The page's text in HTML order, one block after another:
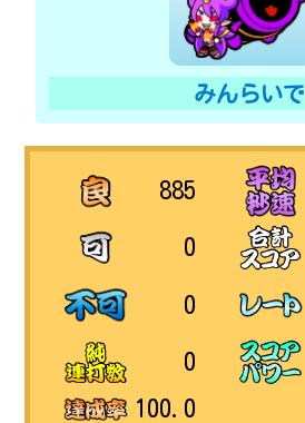
みんらいで
885
0
0
0
100.0